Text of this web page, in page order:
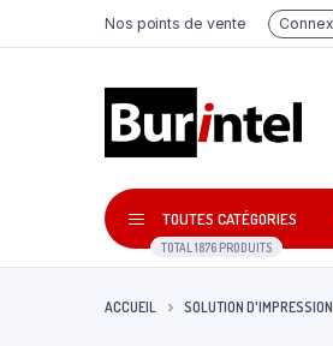
Nos points de vente
TOUTES CATÉGORIES
TOTAL 1876 PRODUITS
ACCUEIL SOLUTION D'IMPRESSION